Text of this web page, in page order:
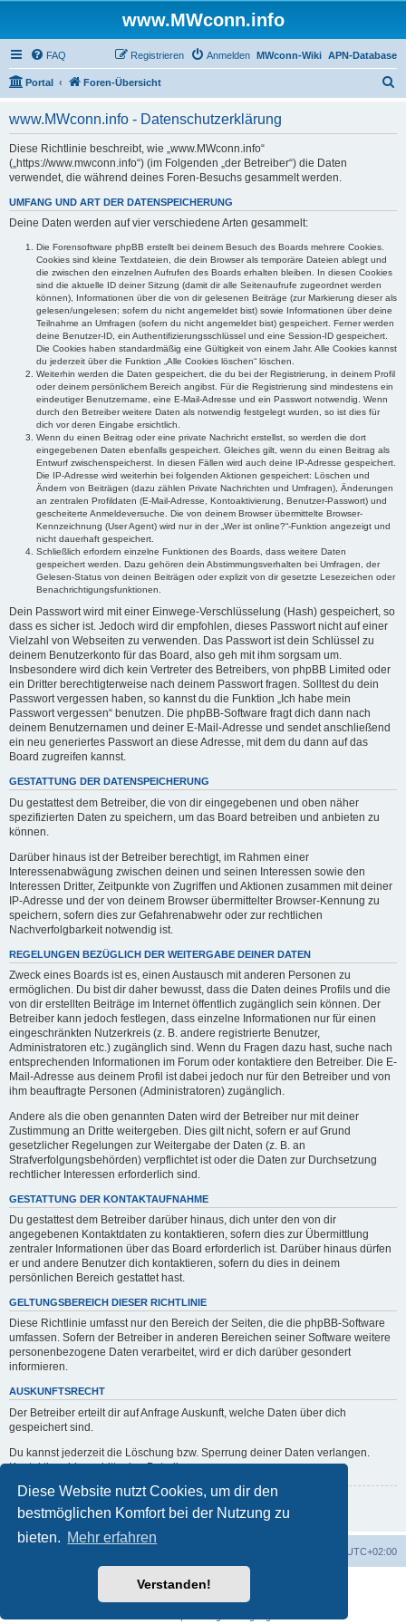
Diese Website nutzt Cookies, um dir den
bestmöglichen Komfort bei der Nutzung zu
bieten. Mehr erfahren
Verstanden!
www.MWconn.info
FAQ APN-Database
MWconn-Wiki
Anmelden
Registrieren
Portal Foren-Übersicht
www.MWconn.info - Datenschutzerklärung
Diese Richtlinie beschreibt, wie „www.MWconn.info“
(„https://www.mwconn.info“) (im Folgenden „der Betreiber“) die Daten
verwendet, die während deines Foren-Besuchs gesammelt werden.
UMFANG UND ART DER DATENSPEICHERUNG
Deine Daten werden auf vier verschiedene Arten gesammelt:
Die Forensoftware phpBB erstellt bei deinem Besuch des Boards mehrere Cookies.
Cookies sind kleine Textdateien, die dein Browser als temporäre Dateien ablegt und
die zwischen den einzelnen Aufrufen des Boards erhalten bleiben. In diesen Cookies
sind die aktuelle ID deiner Sitzung (damit dir alle Seitenaufrufe zugeordnet werden
können), Informationen über die von dir gelesenen Beiträge (zur Markierung dieser als
gelesen/ungelesen; sofern du nicht angemeldet bist) sowie Informationen über deine
Teilnahme an Umfragen (sofern du nicht angemeldet bist) gespeichert. Ferner werden
deine Benutzer-ID, ein Authentifizierungsschlüssel und eine Session-ID gespeichert.
Die Cookies haben standardmäßig eine Gültigkeit von einem Jahr. Alle Cookies kannst
du jederzeit über die Funktion „Alle Cookies löschen“ löschen.
Weiterhin werden die Daten gespeichert, die du bei der Registrierung, in deinem Profil
oder deinem persönlichem Bereich angibst. Für die Registrierung sind mindestens ein
eindeutiger Benutzername, eine E-Mail-Adresse und ein Passwort notwendig. Wenn
durch den Betreiber weitere Daten als notwendig festgelegt wurden, so ist dies für
dich vor deren Eingabe ersichtlich.
Wenn du einen Beitrag oder eine private Nachricht erstellst, so werden die dort
eingegebenen Daten ebenfalls gespeichert. Gleiches gilt, wenn du einen Beitrag als
Entwurf zwischenspeicherst. In diesen Fällen wird auch deine IP-Adresse gespeichert.
Die IP-Adresse wird weiterhin bei folgenden Aktionen gespeichert: Löschen und
Ändern von Beiträgen (dazu zählen Private Nachrichten und Umfragen), Änderungen
an zentralen Profildaten (E-Mail-Adresse, Kontoaktivierung, Benutzer-Passwort) und
gescheiterte Anmeldeversuche. Die von deinem Browser übermittelte Browser-
Kennzeichnung (User Agent) wird nur in der „Wer ist online?“-Funktion angezeigt und
nicht dauerhaft gespeichert.
Schließlich erfordern einzelne Funktionen des Boards, dass weitere Daten
gespeichert werden. Dazu gehören dein Abstimmungsverhalten bei Umfragen, der
Gelesen-Status von deinen Beiträgen oder explizit von dir gesetzte Lesezeichen oder
Benachrichtigungsfunktionen.
Dein Passwort wird mit einer Einwege-Verschlüsselung (Hash) gespeichert, so
dass es sicher ist. Jedoch wird dir empfohlen, dieses Passwort nicht auf einer
Vielzahl von Webseiten zu verwenden. Das Passwort ist dein Schlüssel zu
deinem Benutzerkonto für das Board, also geh mit ihm sorgsam um.
Insbesondere wird dich kein Vertreter des Betreibers, von phpBB Limited oder
ein Dritter berechtigterweise nach deinem Passwort fragen. Solltest du dein
Passwort vergessen haben, so kannst du die Funktion „Ich habe mein
Passwort vergessen“ benutzen. Die phpBB-Software fragt dich dann nach
deinem Benutzernamen und deiner E-Mail-Adresse und sendet anschließend
ein neu generiertes Passwort an diese Adresse, mit dem du dann auf das
Board zugreifen kannst.
GESTATTUNG DER DATENSPEICHERUNG
Du gestattest dem Betreiber, die von dir eingegebenen und oben näher
spezifizierten Daten zu speichern, um das Board betreiben und anbieten zu
können.
Darüber hinaus ist der Betreiber berechtigt, im Rahmen einer
Interessenabwägung zwischen deinen und seinen Interessen sowie den
Interessen Dritter, Zeitpunkte von Zugriffen und Aktionen zusammen mit deiner
IP-Adresse und der von deinem Browser übermittelter Browser-Kennung zu
speichern, sofern dies zur Gefahrenabwehr oder zur rechtlichen
Nachverfolgbarkeit notwendig ist.
REGELUNGEN BEZÜGLICH DER WEITERGABE DEINER DATEN
Zweck eines Boards ist es, einen Austausch mit anderen Personen zu
ermöglichen. Du bist dir daher bewusst, dass die Daten deines Profils und die
von dir erstellten Beiträge im Internet öffentlich zugänglich sein können. Der
Betreiber kann jedoch festlegen, dass einzelne Informationen nur für einen
eingeschränkten Nutzerkreis (z. B. andere registrierte Benutzer,
Administratoren etc.) zugänglich sind. Wenn du Fragen dazu hast, suche nach
entsprechenden Informationen im Forum oder kontaktiere den Betreiber. Die E-
Mail-Adresse aus deinem Profil ist dabei jedoch nur für den Betreiber und von
ihm beauftragte Personen (Administratoren) zugänglich.
Andere als die oben genannten Daten wird der Betreiber nur mit deiner
Zustimmung an Dritte weitergeben. Dies gilt nicht, sofern er auf Grund
gesetzlicher Regelungen zur Weitergabe der Daten (z. B. an
Strafverfolgungsbehörden) verpflichtet ist oder die Daten zur Durchsetzung
rechtlicher Interessen erforderlich sind.
GESTATTUNG DER KONTAKTAUFNAHME
Du gestattest dem Betreiber darüber hinaus, dich unter den von dir
angegebenen Kontaktdaten zu kontaktieren, sofern dies zur Übermittlung
zentraler Informationen über das Board erforderlich ist. Darüber hinaus dürfen
er und andere Benutzer dich kontaktieren, sofern du dies in deinem
persönlichen Bereich gestattet hast.
GELTUNGSBEREICH DIESER RICHTLINIE
Diese Richtlinie umfasst nur den Bereich der Seiten, die die phpBB-Software
umfassen. Sofern der Betreiber in anderen Bereichen seiner Software weitere
personenbezogene Daten verarbeitet, wird er dich darüber gesondert
informieren.
AUSKUNFTSRECHT
Der Betreiber erteilt dir auf Anfrage Auskunft, welche Daten über dich
gespeichert sind.
Du kannst jederzeit die Löschung bzw. Sperrung deiner Daten verlangen.
Kontaktiere hierzu bitte den Betreiber.
Zurück zur vorherigen Seite
UTC+02:00
Powered byphpBB® Forum Software © phpBB Limited
phpBB.de